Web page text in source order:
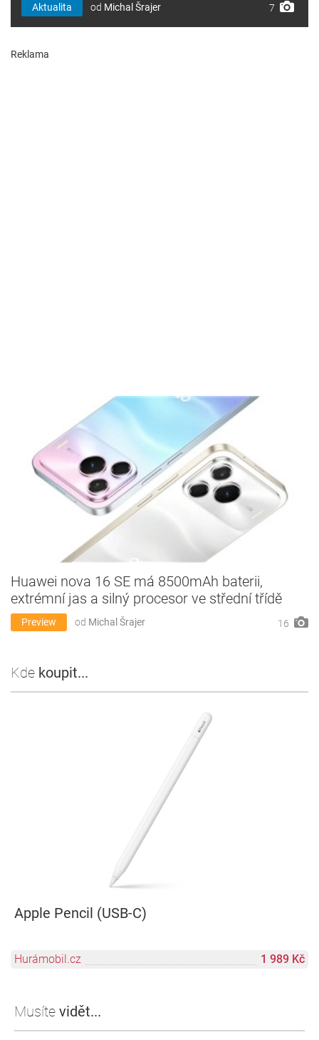
Aktualita od Michal Šrajer 7
Reklama
Huawei nova 16 SE má 8500mAh baterii,
extrémní jas a silný procesor ve střední třídě
Preview od Michal Šrajer 16
Kde koupit...
Apple Pencil (USB-C)
Hurámobil.cz 1 989 Kč
Musíte vidět...